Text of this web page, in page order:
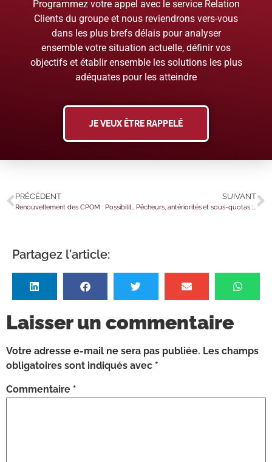
Programmez votre appel avec le service Relation
Clients du groupe et nous reviendrons vers-vous
dans les plus brefs délais pour analyser
ensemble votre situation actuelle, définir vos
objectifs et établir ensemble les solutions les plus
adéquates pour les atteindre
JE VEUX ÊTRE RAPPELÉ
PRÉCÉDENT
Renouvellement des CPOM : Possibilité de reprise des RAN et réserves par les autorités de tarification
SUIVANT
Pêcheurs, antériorités et sous-quotas : quelques modifications !
Partagez l'article:
Laisser un commentaire
Votre adresse e-mail ne sera pas publiée. Les champs
obligatoires sont indiqués avec *
Commentaire *